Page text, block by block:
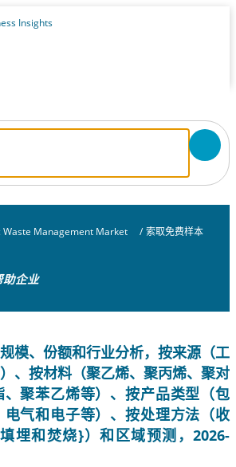
Waste Management Market / 索取免费样本
助企业
模、份额和行业分析，按来源（工
、按材料（聚乙烯、聚丙烯、聚对
聚苯乙烯等）、按产品类型（包
气和电子等）、按处理方法（收
埋和焚烧}）和区域预测，2026-